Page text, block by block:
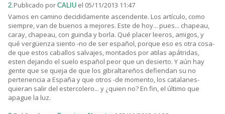
2.Publicado por CALIU el 05/11/2013 11:47
Vamos en camino decididamente ascendente. Los artículo, como
siempre, van de buenos a mejores. Este de hoy... pues... chapeau,
caray, chapeau, con guinda y borla. Qué placer leeros, amigos, y
qué vergüenza siento -no de ser español, porque eso es otra cosa-
de que estos caballos salvajes, montados por atilas apátridas,
esten dejando el suelo español peor que un desierto. Y aún hay
gente que se queja de que los gibraltareños defiendan su no
pertenencia a España y que otros -de momento, los catalanes-
quieran salir del estercolero... y ¿quien no? En fin, el último que
apague la luz.